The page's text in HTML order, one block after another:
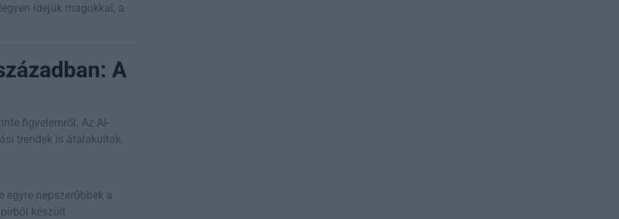
idejük magukkal, a
A
figyelemről. Az AI-
trendek is átalakultak.
népszerűbbek a
készült